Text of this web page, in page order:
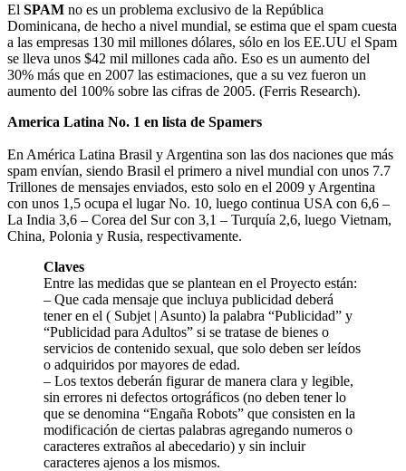
El SPAM no es un problema exclusivo de la República
Dominicana, de hecho a nivel mundial, se estima que el spam cuesta
a las empresas 130 mil millones dólares, sólo en los EE.UU el Spam
se lleva unos $42 mil millones cada año. Eso es un aumento del
30% más que en 2007 las estimaciones, que a su vez fueron un
aumento del 100% sobre las cifras de 2005. (Ferris Research).
America Latina No. 1 en lista de Spamers
En América Latina Brasil y Argentina son las dos naciones que más
spam envían, siendo Brasil el primero a nivel mundial con unos 7.7
Trillones de mensajes enviados, esto solo en el 2009 y Argentina
con unos 1,5 ocupa el lugar No. 10, luego continua USA con 6,6 –
La India 3,6 – Corea del Sur con 3,1 – Turquía 2,6, luego Vietnam,
China, Polonia y Rusia, respectivamente.
Claves
Entre las medidas que se plantean en el Proyecto están:
– Que cada mensaje que incluya publicidad deberá
tener en el ( Subjet | Asunto) la palabra “Publicidad” y
“Publicidad para Adultos” si se tratase de bienes o
servicios de contenido sexual, que solo deben ser leídos
o adquiridos por mayores de edad.
– Los textos deberán figurar de manera clara y legible,
sin errores ni defectos ortográficos (no deben tener lo
que se denomina “Engaña Robots” que consisten en la
modificación de ciertas palabras agregando numeros o
caracteres extraños al abecedario) y sin incluir
caracteres ajenos a los mismos.